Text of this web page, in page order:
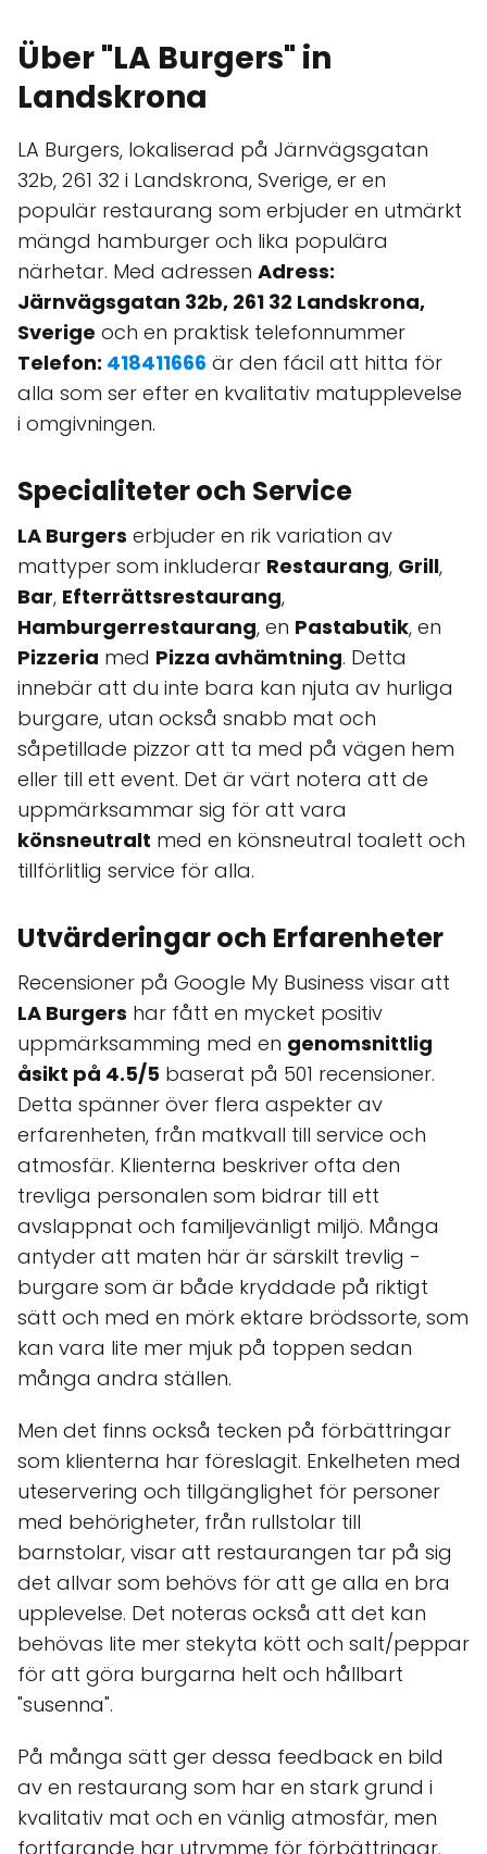
Über "LA Burgers" in
Landskrona
LA Burgers, lokaliserad på Järnvägsgatan
32b, 261 32 i Landskrona, Sverige, er en
populär restaurang som erbjuder en utmärkt
mängd hamburger och lika populära
närhetar. Med adressen Adress:
Järnvägsgatan 32b, 261 32 Landskrona,
Sverige och en praktisk telefonnummer
Telefon: 418411666 är den fácil att hitta för
alla som ser efter en kvalitativ matupplevelse
i omgivningen.
Specialiteter och Service
LA Burgers erbjuder en rik variation av
mattyper som inkluderar Restaurang, Grill,
Bar, Efterrättsrestaurang,
Hamburgerrestaurang, en Pastabutik, en
Pizzeria med Pizza avhämtning. Detta
innebär att du inte bara kan njuta av hurliga
burgare, utan också snabb mat och
såpetillade pizzor att ta med på vägen hem
eller till ett event. Det är värt notera att de
uppmärksammar sig för att vara
könsneutralt med en könsneutral toalett och
tillförlitlig service för alla.
Utvärderingar och Erfarenheter
Recensioner på Google My Business visar att
LA Burgers har fått en mycket positiv
uppmärksamming med en genomsnittlig
åsikt på 4.5/5 baserat på 501 recensioner.
Detta spänner över flera aspekter av
erfarenheten, från matkvall till service och
atmosfär. Klienterna beskriver ofta den
trevliga personalen som bidrar till ett
avslappnat och familjevänligt miljö. Många
antyder att maten här är särskilt trevlig -
burgare som är både kryddade på riktigt
sätt och med en mörk ektare brödssorte, som
kan vara lite mer mjuk på toppen sedan
många andra ställen.
Men det finns också tecken på förbättringar
som klienterna har föreslagit. Enkelheten med
uteservering och tillgänglighet för personer
med behörigheter, från rullstolar till
barnstolar, visar att restaurangen tar på sig
det allvar som behövs för att ge alla en bra
upplevelse. Det noteras också att det kan
behövas lite mer stekyta kött och salt/peppar
för att göra burgarna helt och hållbart
"susenna".
På många sätt ger dessa feedback en bild
av en restaurang som har en stark grund i
kvalitativ mat och en vänlig atmosfär, men
fortfarande har utrymme för förbättringar.